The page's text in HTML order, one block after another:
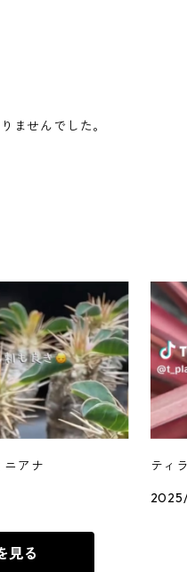
ませんでした。
ニアナ
ティ
見る